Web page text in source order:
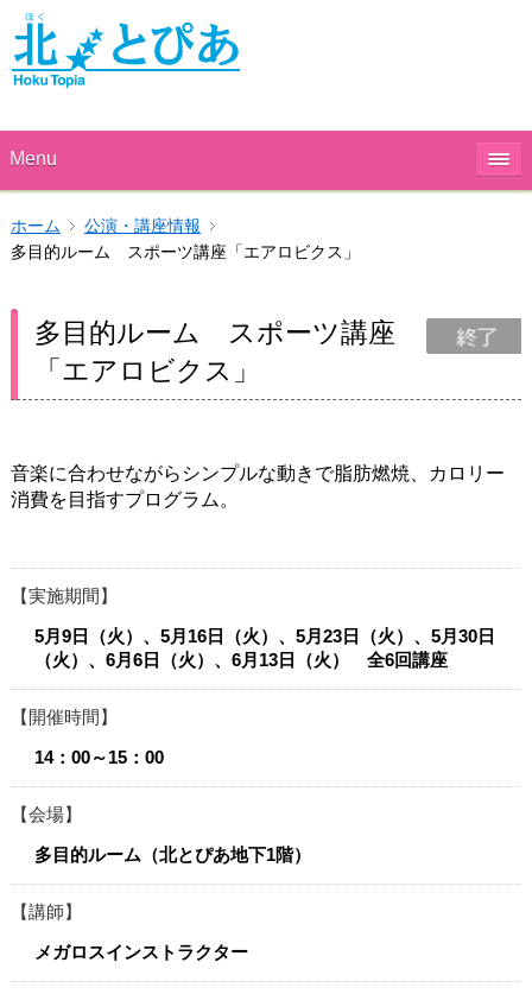
Menu
ホーム
公演・講座情報
多目的ルーム スポーツ講座「エアロビクス」
多目的ルーム スポーツ講座
「エアロビクス」
音楽に合わせながらシンプルな動きで脂肪燃焼、カロリー
消費を目指すプログラム。​​​​
実施期間
5月9日（火）、5月16日（火）、5月23日（火）、5月30日
（火）、6月6日（火）、6月13日（火） 全6回講座
開催時間
14：00～15：00
会場
多目的ルーム（北とぴあ地下1階）
講師
メガロスインストラクター